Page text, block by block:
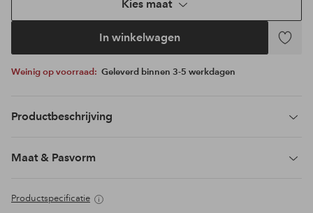
Kies maat
In winkelwagen
Weinig op voorraad: Geleverd binnen 3-5 werkdagen
Productbeschrijving
Maat & Pasvorm
Productspecificatie